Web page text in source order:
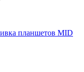
планшетов MID